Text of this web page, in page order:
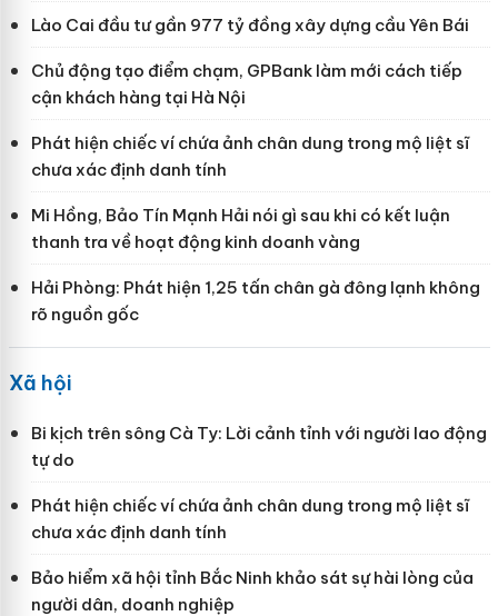
Lào Cai đầu tư gần 977 tỷ đồng xây dựng cầu Yên Bái
Chủ động tạo điểm chạm, GPBank làm mới cách tiếp
cận khách hàng tại Hà Nội
Phát hiện chiếc ví chứa ảnh chân dung trong mộ liệt sĩ
chưa xác định danh tính
Mi Hồng, Bảo Tín Mạnh Hải nói gì sau khi có kết luận
thanh tra về hoạt động kinh doanh vàng
Hải Phòng: Phát hiện 1,25 tấn chân gà đông lạnh không
rõ nguồn gốc
Xã hội
Bi kịch trên sông Cà Ty: Lời cảnh tỉnh với người lao động
tự do
Phát hiện chiếc ví chứa ảnh chân dung trong mộ liệt sĩ
chưa xác định danh tính
Bảo hiểm xã hội tỉnh Bắc Ninh khảo sát sự hài lòng của
người dân, doanh nghiệp